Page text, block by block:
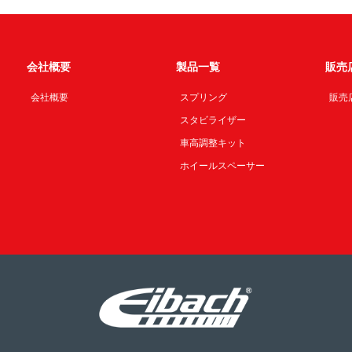
会社概要
会社概要
製品一覧
スプリング
スタビライザー
車高調整キット
ホイールスペーサー
販売
販売